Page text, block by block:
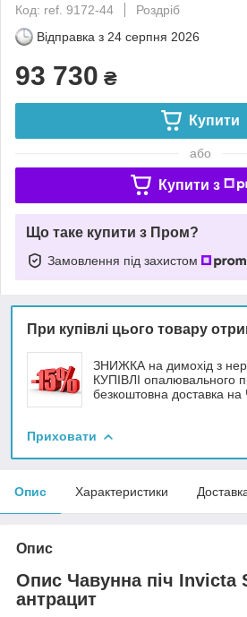
Код: ref. 9172-44
Роздріб
Відправка з 24 серпня 2026
93 730 ₴
Купити
або
Купити з
Що таке купити з Пром?
Замовлення під захистом
При купівлі цього товару
ЗНИЖКА на димохід з
КУПІВЛІ опалювального
безкоштовна доставка
Приховати
Опис Характеристики
Опис
Опис Чавунна піч Invicta
антрацит